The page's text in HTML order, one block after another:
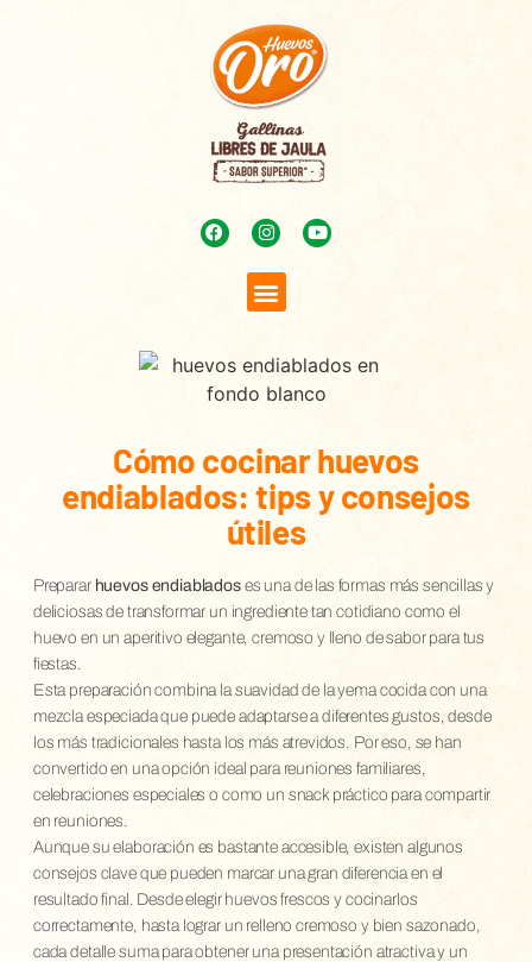
Cómo cocinar huevos
endiablados: tips y consejos
útiles
Preparar huevos endiabladoses una de las formas más sencillas y
deliciosas de transformar un ingrediente tan cotidiano como el
huevo en un aperitivo elegante, cremoso y lleno de sabor para tus
fiestas.
Esta preparación combina la suavidad de la yema cocida con una
mezcla especiada que puede adaptarse a diferentes gustos, desde
los más tradicionales hasta los más atrevidos. Por eso, se han
convertido en una opción ideal para reuniones familiares,
celebraciones especiales o como un snack práctico para compartir
en reuniones.
Aunque su elaboración es bastante accesible, existen algunos
consejos clave que pueden marcar una gran diferencia en el
resultado final. Desde elegir huevos frescos y cocinarlos
correctamente, hasta lograr un relleno cremoso y bien sazonado,
cada detalle suma para obtener una presentación atractiva y un